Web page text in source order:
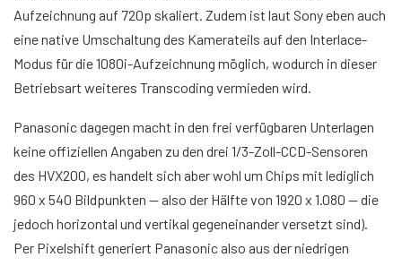
Aufzeichnung auf 720p skaliert. Zudem ist laut Sony eben auch
eine native Umschaltung des Kamerateils auf den Interlace-
Modus für die 1080i-Aufzeichnung möglich, wodurch in dieser
Betriebsart weiteres Transcoding vermieden wird.
Panasonic dagegen macht in den frei verfügbaren Unterlagen
keine offiziellen Angaben zu den drei 1/3-Zoll-CCD-Sensoren
des HVX200, es handelt sich aber wohl um Chips mit lediglich
960 x 540 Bildpunkten — also der Hälfte von 1920 x 1.080 — die
jedoch horizontal und vertikal gegeneinander versetzt sind).
Per Pixelshift generiert Panasonic also aus der niedrigen